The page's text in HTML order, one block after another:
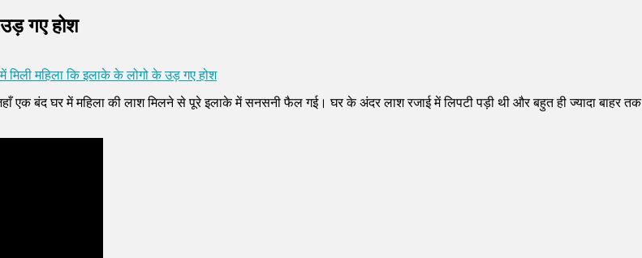
गए होश
मिली महिला कि इलाके के लोगो के उड़ गए होश
बंद घर में महिला की लाश मिलने से पूरे इलाके में सनसनी फैल गई। घर के अंदर लाश रजाई में लिपटी पड़ी थी और बहुत ही ज्यादा बाहर तक